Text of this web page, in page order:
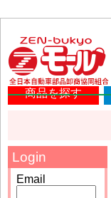
商品を探す
Login
Email